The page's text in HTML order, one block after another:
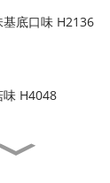
基底口味 H2136
味 H4048